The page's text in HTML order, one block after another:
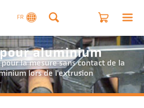
FR
aluminium
la mesure sans contact de la
lors de l'extrusion